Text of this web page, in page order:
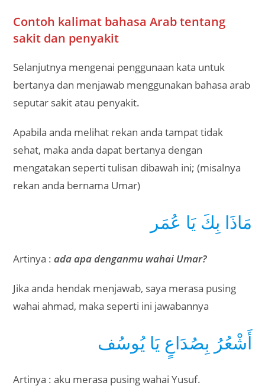
Contoh kalimat bahasa Arab tentang
sakit dan penyakit
Selanjutnya mengenai penggunaan kata untuk
bertanya dan menjawab menggunakan bahasa arab
seputar sakit atau penyakit.
Apabila anda melihat rekan anda tampat tidak
sehat, maka anda dapat bertanya dengan
mengatakan seperti tulisan dibawah ini; (misalnya
rekan anda bernama Umar)
مَاذَا بِكَ يَا عُمَر
Artinya : ada apa denganmu wahai Umar?
Jika anda hendak menjawab, saya merasa pusing
wahai ahmad, maka seperti ini jawabannya
أَشْعُرُ بِصُدَاعٍ يَا يُوسُف
Artinya : aku merasa pusing wahai Yusuf.